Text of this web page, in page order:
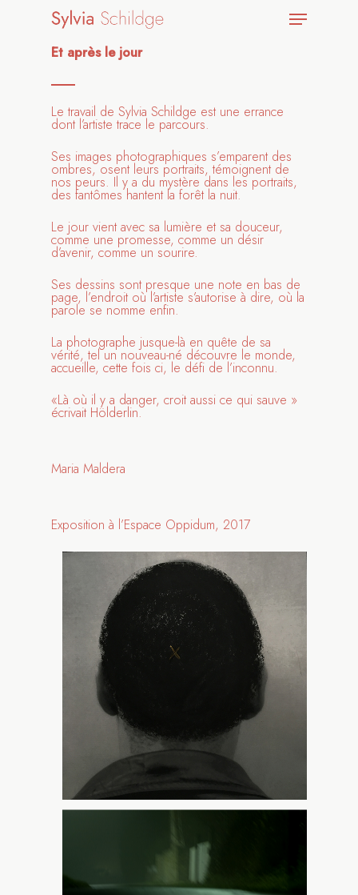
Et après le jour
Le travail de Sylvia Schildge est une errance
dont l’artiste trace le parcours.
Ses images photographiques s’emparent des
ombres, osent leurs portraits, témoignent de
nos peurs. Il y a du mystère dans les portraits,
des fantômes hantent la forêt la nuit.
Le jour vient avec sa lumière et sa douceur,
comme une promesse, comme un désir
d’avenir, comme un sourire.
Ses dessins sont presque une note en bas de
page, l’endroit où l’artiste s’autorise à dire, où la
parole se nomme enfin.
La photographe jusque-là en quête de sa
vérité, tel un nouveau-né découvre le monde,
accueille, cette fois ci, le défi de l’inconnu.
«Là où il y a danger, croit aussi ce qui sauve »
écrivait Hölderlin.
Maria Maldera
Exposition à l’Espace Oppidum, 2017